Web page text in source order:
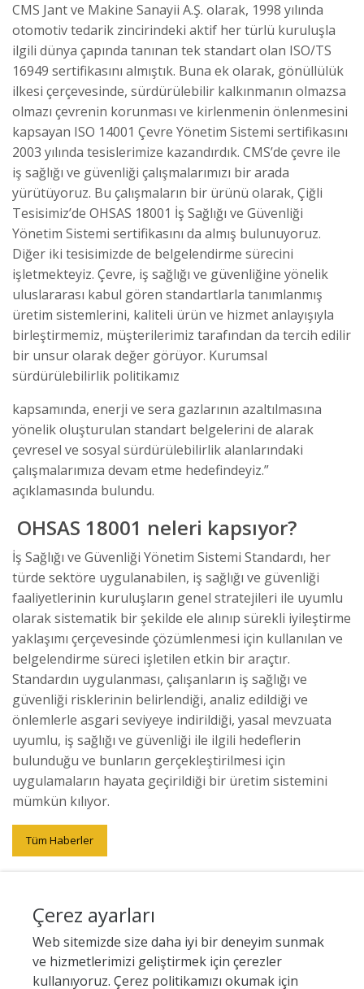
CMS Jant ve Makine Sanayii A.Ş. olarak, 1998 yılında
otomotiv tedarik zincirindeki aktif her türlü kuruluşla
ilgili dünya çapında tanınan tek standart olan ISO/TS
16949 sertifikasını almıştık. Buna ek olarak, gönüllülük
ilkesi çerçevesinde, sürdürülebilir kalkınmanın olmazsa
olmazı çevrenin korunması ve kirlenmenin önlenmesini
kapsayan ISO 14001 Çevre Yönetim Sistemi sertifikasını
2003 yılında tesislerimize kazandırdık. CMS’de çevre ile
iş sağlığı ve güvenliği çalışmalarımızı bir arada
yürütüyoruz. Bu çalışmaların bir ürünü olarak, Çiğli
Tesisimiz’de OHSAS 18001 İş Sağlığı ve Güvenliği
Yönetim Sistemi sertifikasını da almış bulunuyoruz.
Diğer iki tesisimizde de belgelendirme sürecini
işletmekteyiz. Çevre, iş sağlığı ve güvenliğine yönelik
uluslararası kabul gören standartlarla tanımlanmış
üretim sistemlerini, kaliteli ürün ve hizmet anlayışıyla
birleştirmemiz, müşterilerimiz tarafından da tercih edilir
bir unsur olarak değer görüyor. Kurumsal
sürdürülebilirlik politikamız
kapsamında, enerji ve sera gazlarının azaltılmasına
yönelik oluşturulan standart belgelerini de alarak
çevresel ve sosyal sürdürülebilirlik alanlarındaki
çalışmalarımıza devam etme hedefindeyiz.”
açıklamasında bulundu.
OHSAS 18001 neleri kapsıyor?
İş Sağlığı ve Güvenliği Yönetim Sistemi Standardı, her
türde sektöre uygulanabilen, iş sağlığı ve güvenliği
faaliyetlerinin kuruluşların genel stratejileri ile uyumlu
olarak sistematik bir şekilde ele alınıp sürekli iyileştirme
yaklaşımı çerçevesinde çözümlenmesi için kullanılan ve
belgelendirme süreci işletilen etkin bir araçtır.
Standardın uygulanması, çalışanların iş sağlığı ve
güvenliği risklerinin belirlendiği, analiz edildiği ve
önlemlerle asgari seviyeye indirildiği, yasal mevzuata
uyumlu, iş sağlığı ve güvenliği ile ilgili hedeflerin
bulunduğu ve bunların gerçekleştirilmesi için
uygulamaların hayata geçirildiği bir üretim sistemini
mümkün kılıyor.
Tüm Haberler
Çerez ayarları
Web sitemizde size daha iyi bir deneyim sunmak
ve hizmetlerimizi geliştirmek için çerezler
kullanıyoruz. Çerez politikamızı okumak için